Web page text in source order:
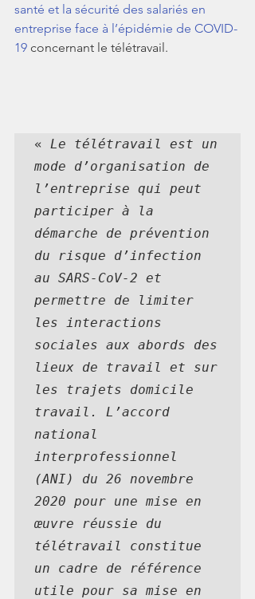
santé et la sécurité des salariés en
entreprise face à l’épidémie de COVID-
19 concernant le télétravail.
« Le télétravail est un
mode d’organisation de
l’entreprise qui peut
participer à la
démarche de prévention
du risque d’infection
au SARS-CoV-2 et
permettre de limiter
les interactions
sociales aux abords des
lieux de travail et sur
les trajets domicile
travail. L’accord
national
interprofessionnel
(ANI) du 26 novembre
2020 pour une mise en
œuvre réussie du
télétravail constitue
un cadre de référence
utile pour sa mise en